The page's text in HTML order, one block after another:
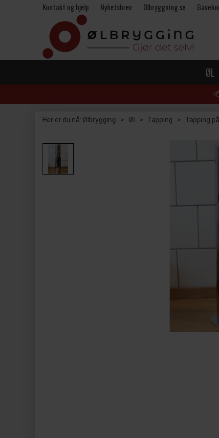
Kontakt og hjelp Nyhetsbrev Olbryggning.se
ØL
Her er du nå: Ølbrygging > Øl > Tapping > Tapping